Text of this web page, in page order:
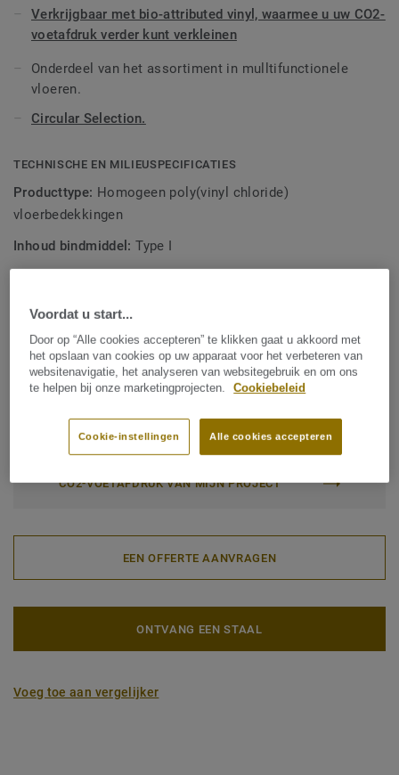
Deze collectie maakt deel uit van onze
Verkrijgbaar met bio-attributed vinyl, waarmee u uw CO2-
voetafdruk verder kunt verkleinen
Onderdeel van het assortiment in mulltifunctionele
vloeren.
Circular Selection.
TECHNISCHE EN MILIEUSPECIFICATIES
Producttype: Homogeen poly(vinyl chloride)
vloerbedekkingen
Inhoud bindmiddel:Type I
Industriële classificatie:
Oppervlaktebehandeling:New iQ PUR
Rol (1 ref.) Tegel (1 ref.)
Totale CO2-voetafdruk (end-of-life recycling)
2
CO2-VOETAFDRUK VAN MIJN PROJECT
EEN OFFERTE AANVRAGEN
ONTVANG EEN STAAL
Voeg toe aan vergelijker
Voordat u start...
Door op “Alle cookies accepteren” te klikken gaat u akkoord met
het opslaan van cookies op uw apparaat voor het verbeteren van
websitenavigatie, het analyseren van websitegebruik en om ons
te helpen bij onze marketingprojecten.
Cookiebeleid
Alle cookies accepteren
Cookie-instellingen